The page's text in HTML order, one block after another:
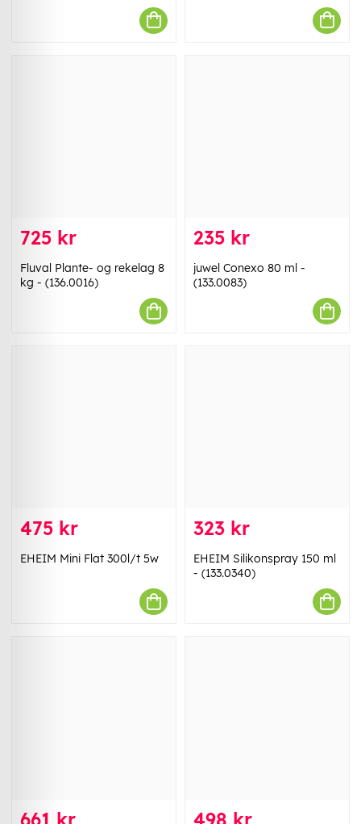
725 kr
Fluval Plante- og rekelag 8
kg - (136.0016)
235 kr
juwel Conexo 80 ml -
(133.0083)
475 kr
EHEIM Mini Flat 300l/t 5w
323 kr
EHEIM Silikonspray 150 ml
- (133.0340)
661 kr 498 kr